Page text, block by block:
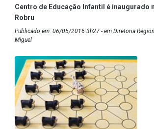
Centro de Educação Infantil é inaugurado
Robru
Publicado em: 06/05/2016 3h27 - em Diretoria
Miguel